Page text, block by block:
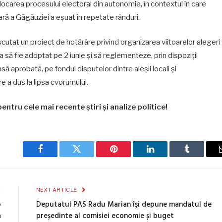
procesului electoral din autonomie, în contextul în care
a Găgăuziei a eșuat în repetate rânduri.
un proiect de hotărâre privind organizarea viitoarelor alegeri
fie adoptat pe 2 iunie și să reglementeze, prin dispoziții
aprobată, pe fondul disputelor dintre aleșii locali și
a dus la lipsa cvorumului.
cele mai recente știri și analize politice!
Facebook Twitter Pinterest LinkedIn Tumblr
NEXT ARTICLE
Deputatul PAS Radu Marian își depune mandatul de
președinte al comisiei economie și buget